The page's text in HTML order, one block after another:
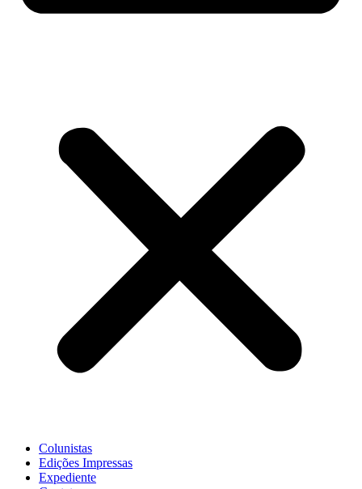
Colunistas
Edições Impressas
Expediente